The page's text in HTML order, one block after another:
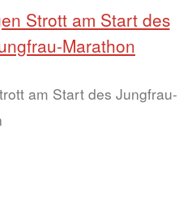
am Start des Jungfrau-